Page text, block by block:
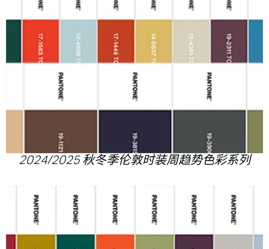
2024/2025 秋冬季伦敦时装周趋势色彩系列